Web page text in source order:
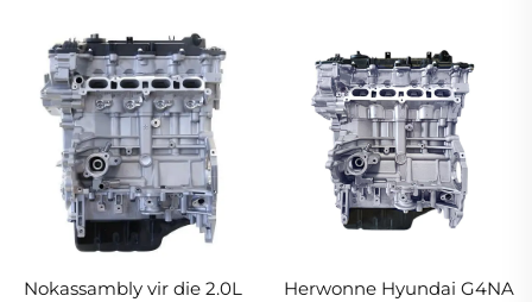
Nokassambly vir die 2.0L
Herwonne Hyundai G4NA